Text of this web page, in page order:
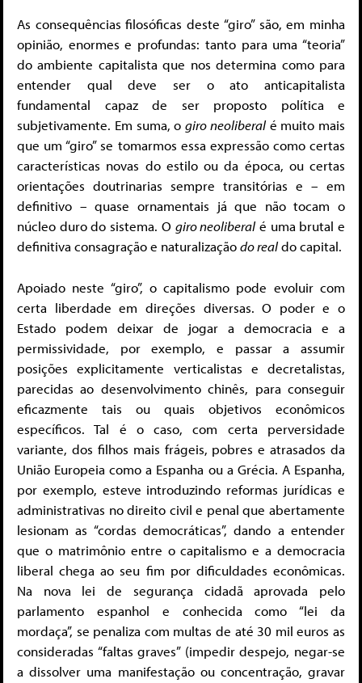
As consequências filosóficas deste “giro” são, em minha
opinião, enormes e profundas: tanto para uma “teoria”
do ambiente capitalista que nos determina como para
entender qual deve ser o ato anticapitalista
fundamental capaz de ser proposto política e
subjetivamente. Em suma, o giro neoliberalé muito mais
que um “giro” se tomarmos essa expressão como certas
características novas do estilo ou da época, ou certas
orientações doutrinarias sempre transitórias e – em
definitivo – quase ornamentais já que não tocam o
núcleo duro do sistema. O giro neoliberalé uma brutal e
definitiva consagração e naturalizaçãodo realdo capital.
Apoiado neste “giro”, o capitalismo pode evoluir com
certa liberdade em direções diversas. O poder e o
Estado podem deixar de jogar a democracia e a
permissividade, por exemplo, e passar a assumir
posições explicitamente verticalistas e decretalistas,
parecidas ao desenvolvimento chinês, para conseguir
eficazmente tais ou quais objetivos econômicos
específicos. Tal é o caso, com certa perversidade
variante, dos filhos mais frágeis, pobres e atrasados da
União Europeia como a Espanha ou a Grécia. A Espanha,
por exemplo, esteve introduzindo reformas jurídicas e
administrativas no direito civil e penal que abertamente
lesionam as “cordas democráticas”, dando a entender
que o matrimônio entre o capitalismo e a democracia
liberal chega ao seu fim por dificuldades econômicas.
Na nova lei de segurança cidadã aprovada pelo
parlamento espanhol e conhecida como “lei da
mordaça”, se penaliza com multas de até 30 mil euros as
consideradas “faltas graves” (impedir despejo, negar-se
a dissolver uma manifestação ou concentração, gravar